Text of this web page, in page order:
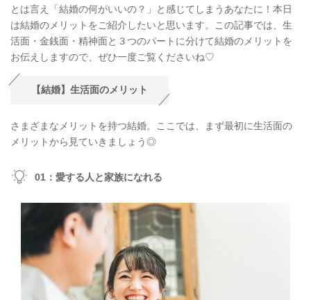
とは言え「結婚の何がいいの？」と感じてしまうあなたに！本日
は結婚のメリットをご紹介したいと思います。この記事では、生
活面・金銭面・精神面と３つのパートに分けて結婚のメリットを
お伝えしますので、ぜひ一度ご覧くださいね♡
【結婚】生活面のメリット
さまざまなメリットを持つ結婚。ここでは、まず最初に生活面の
メリットから見ていきましょう◎
01：愛する人と家族になれる